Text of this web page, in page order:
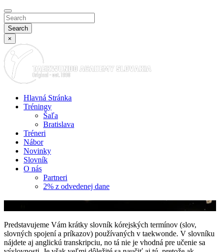
Search
×
Hlavná Stránka
Tréningy
Šaľa
Bratislava
Tréneri
Nábor
Novinky
Slovník
O nás
Partneri
2% z odvedenej dane
Predstavujeme Vám krátky slovník kórejských termínov (slov,
slovných spojení a príkazov) používaných v taekwonde. V slovníku
nájdete aj anglickú transkripciu, no tá nie je vhodná pre učenie sa